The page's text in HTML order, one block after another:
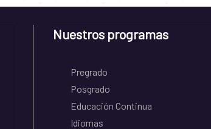
Nuestros programas
Pregrado
Posgrado
Educación Continua
Idiomas